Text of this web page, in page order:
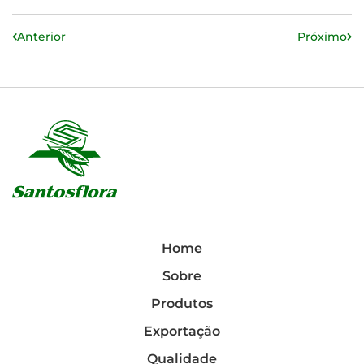
Anterior Próximo
Home
Sobre
Produtos
Exportação
Qualidade